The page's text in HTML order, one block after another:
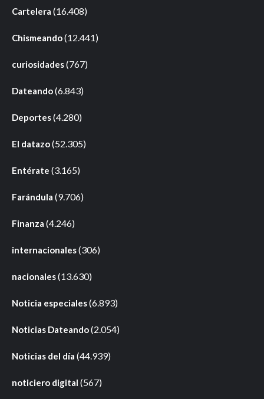
Cartelera (16.408)
Chismeando(12.441)
curiosidades(767)
Dateando(6.843)
Deportes(4.280)
El datazo(52.305)
Entérate (3.165)
Farándula (9.706)
Finanza (4.246)
internacionales(306)
nacionales(13.630)
Noticia especiales(6.893)
Noticias Dateando(2.054)
Noticias del día (44.939)
noticiero digital (567)